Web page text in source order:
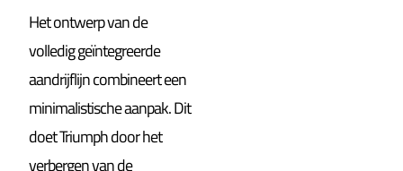
Het ontwerp van de
volledig geïntegreerde
aandrijflijn combineert een
minimalistische aanpak. Dit
doet Triumph door het
verbergen van de